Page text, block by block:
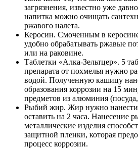
загрязнения, известно уже
напитка можно очищать
ржавого налета.
Керосин. Смоченным в
удобно обрабатывать ржавые
или на раковине.
Таблетки «Алка-Зельтцер». 5
препарата от похмелья нужно
водой. Полученную кашицу
образования коррозии на 15
предметов из алюминия
Рыбий жир. Жир нужно
оставить на 2 часа. Нанесение
металлические изделия
защитной пленки, которая
процесс коррозии.